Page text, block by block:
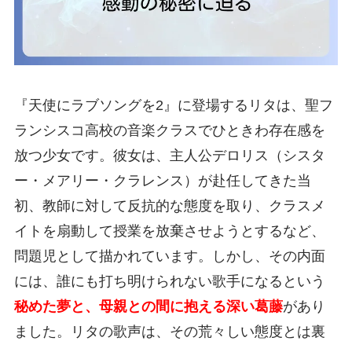
『天使にラブソングを2』に登場するリタは、聖フ
ランシスコ高校の音楽クラスでひときわ存在感を
放つ少女です。彼女は、主人公デロリス（シスタ
ー・メアリー・クラレンス）が赴任してきた当
初、教師に対して反抗的な態度を取り、クラスメ
イトを扇動して授業を放棄させようとするなど、
問題児として描かれています。しかし、その内面
には、誰にも打ち明けられない歌手になるという
秘めた夢と、母親との間に抱える深い葛藤があり
ました。リタの歌声は、その荒々しい態度とは裏